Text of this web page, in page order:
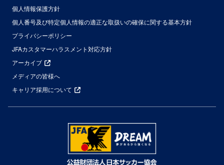
個人情報保護方針
個人番号及び特定個人情報の適正な取扱いの確保に関する基本方針
プライバシーポリシー
JFAカスタマーハラスメント対応方針
アーカイブ
メディアの皆様へ
キャリア採用について